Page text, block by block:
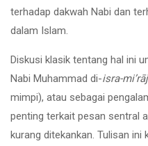
terhadap dakwah Nabi dan
dalam Islam.
Diskusi klasik tentang hal ini
Nabi Muhammad di-isra-mi’rāj
mimpi), atau sebagai
penting terkait pesan sentral
kurang ditekankan. Tulisan ini